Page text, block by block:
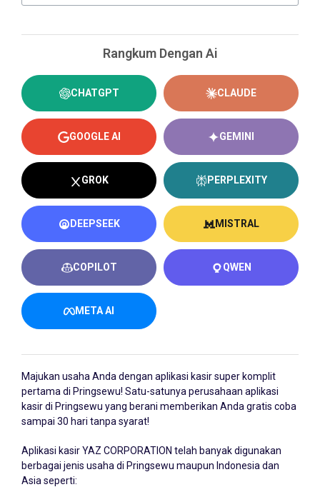
Rangkum Dengan Ai
CHATGPT CLAUDE
GOOGLE AI GEMINI
GROK PERPLEXITY
DEEPSEEK MISTRAL
COPILOT QWEN
META AI
Majukan usaha Anda dengan aplikasi kasirsuper komplit
pertama di Pringsewu! Satu-satunya perusahaan aplikasi
kasir di Pringsewu yang berani memberikan Anda gratis coba
sampai 30 hari tanpa syarat!
Aplikasi kasir YAZ CORPORATION telah banyak digunakan
berbagai jenis usaha di Pringsewu maupun Indonesia dan
Asia seperti: